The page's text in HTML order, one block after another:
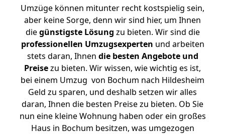
Umzüge können mitunter recht kostspielig sein,
aber keine Sorge, denn wir sind hier, um Ihnen
diegünstigste Lösung zu bieten. Wir sind die
professionellen Umzugsexperten und arbeiten
stets daran, Ihnen die besten Angebote und
Preisezu bieten. Wir wissen, wie wichtig es ist,
bei einem Umzug von Bochum nach Hildesheim
Geld zu sparen, und deshalb setzen wir alles
daran, Ihnen die besten Preise zu bieten. Ob Sie
nun eine kleine Wohnung haben oder ein großes
Haus in Bochum besitzen, was umgezogen